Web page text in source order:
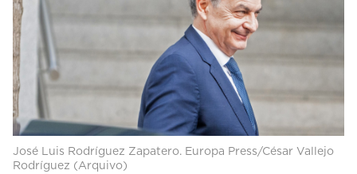
José Luis Rodríguez Zapatero. Europa Press/César Vallejo
Rodríguez (Arquivo)